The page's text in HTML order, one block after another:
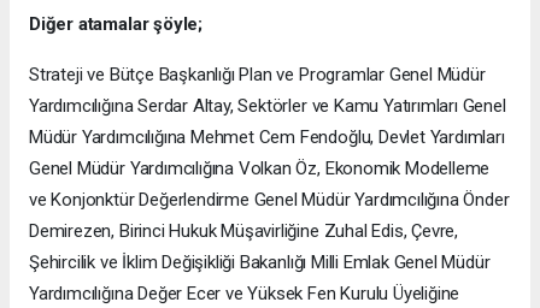
Diğer atamalar şöyle;
Strateji ve Bütçe Başkanlığı Plan ve Programlar Genel Müdür
Yardımcılığına Serdar Altay, Sektörler ve Kamu Yatırımları Genel
Müdür Yardımcılığına Mehmet Cem Fendoğlu, Devlet Yardımları
Genel Müdür Yardımcılığına Volkan Öz, Ekonomik Modelleme
ve Konjonktür Değerlendirme Genel Müdür Yardımcılığına Önder
Demirezen, Birinci Hukuk Müşavirliğine Zuhal Edis, Çevre,
Şehircilik ve İklim Değişikliği Bakanlığı Milli Emlak Genel Müdür
Yardımcılığına Değer Ecer ve Yüksek Fen Kurulu Üyeliğine